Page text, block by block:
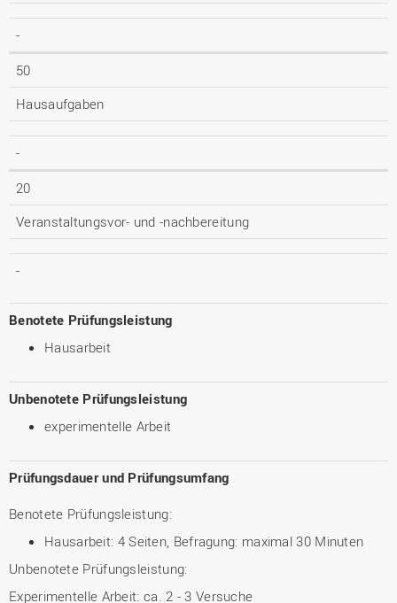
-
50
Hausaufgaben
-
20
Veranstaltungsvor- und -nachbereitung
-
Benotete Prüfungsleistung
Hausarbeit
Unbenotete Prüfungsleistung
experimentelle Arbeit
Prüfungsdauer und Prüfungsumfang
Benotete Prüfungsleistung:
Hausarbeit: 4 Seiten, Befragung: maximal 30 Minuten
Unbenotete Prüfungsleistung:
Experimentelle Arbeit: ca. 2 - 3 Versuche